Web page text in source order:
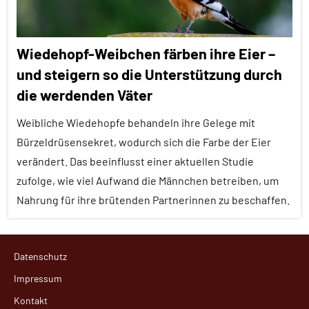
Wiedehopf-Weibchen färben ihre Eier –
und steigern so die Unterstützung durch
die werdenden Väter
Weibliche Wiedehopfe behandeln ihre Gelege mit
Bürzeldrüsensekret, wodurch sich die Farbe der Eier
verändert. Das beeinflusst einer aktuellen Studie
zufolge, wie viel Aufwand die Männchen betreiben, um
Nahrung für ihre brütenden Partnerinnen zu beschaffen.
Artikel
Alle
Themen
Datenschutz
Impressum
Kontakt